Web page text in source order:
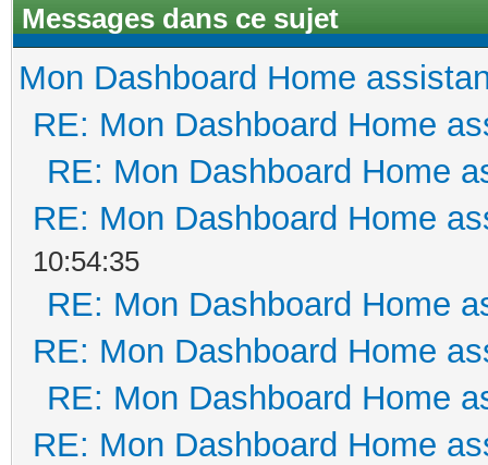
Messages dans ce sujet
Mon Dashboard Home
RE: Mon Dashboard Home
RE: Mon Dashboard Home
RE: Mon Dashboard Home
10:54:35
RE: Mon Dashboard Home
RE: Mon Dashboard Home
RE: Mon Dashboard Home
RE: Mon Dashboard Home